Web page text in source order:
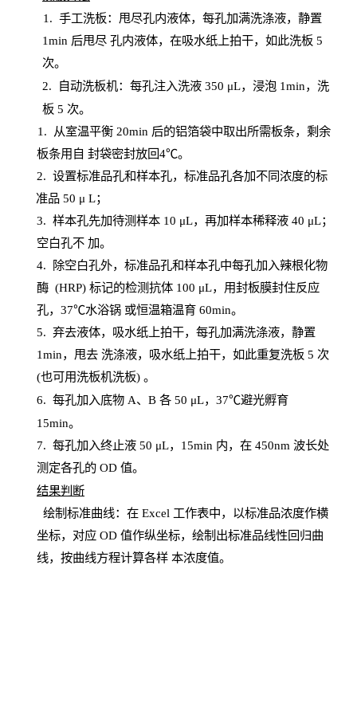
1. 手工洗板：甩尽孔内液体，每孔加满洗涤液，静置
1min 后甩尽 孔内液体，在吸水纸上拍干，如此洗板 5
次。
2.
自动洗板机：每孔注入洗液 350 μL，浸泡 1min，洗
板 5 次。
1 . 从室温平衡 20min 后的铝箔袋中取出所需板条，剩余
板条用自 封袋密封放回4℃。
2. 设置标准品孔和样本孔，标准品孔各加不同浓度的标
准品 50 μ L；
3. 样本孔先加待测样本 10 μL，再加样本稀释液 40 μL；
空白孔不 加。
4.
除空白孔外，标准品孔和样本孔中每孔加入辣根化物
酶 (HRP) 标记的检测抗体 100 μL，用封板膜封住反应
孔， 37℃水浴锅 或恒温箱温育60min。
5. 弃去液体，吸水纸上拍干，每孔加满洗涤液，静置
1min，甩去 洗涤液，吸水纸上拍干，如此重复洗板 5 次
(也可用洗板机洗板) 。
6. 每孔加入底物A、B 各 50 μL，37℃避光孵育
15min。
7. 每孔加入终止液 50 μL， 15min 内，在450nm 波长处
测定各孔的 OD 值。
结果判断
绘制标准曲线：在 Excel 工作表中，以标准品浓度作横
坐标，对应OD 值作纵坐标，绘制出标准品线性回归曲
线，按曲线方程计算各样 本浓度值。